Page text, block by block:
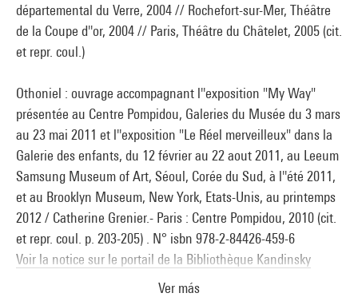
départemental du Verre, 2004 // Rochefort-sur-Mer, Théâtre
de la Coupe d''or, 2004 // Paris, Théâtre du Châtelet, 2005 (cit.
et repr. coul.)
Othoniel : ouvrage accompagnant l''exposition "My Way"
présentée au Centre Pompidou, Galeries du Musée du 3 mars
au 23 mai 2011 et l''exposition "Le Réel merveilleux" dans la
Galerie des enfants, du 12 février au 22 aout 2011, au Leeum
Samsung Museum of Art, Séoul, Corée du Sud, à l''été 2011,
et au Brooklyn Museum, New York, Etats-Unis, au printemps
2012 / Catherine Grenier.- Paris : Centre Pompidou, 2010 (cit.
et repr. coul. p. 203-205) . N° isbn 978-2-84426-459-6
Voir la notice sur le portail de la Bibliothèque Kandinsky
Ver más